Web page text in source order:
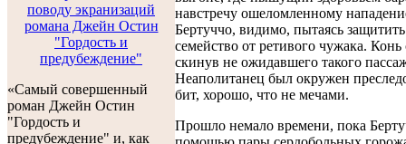
поводу экранизаций
романа Джейн Остин
"Гордость и
предубеждение"
«Самый совершенный
роман Джейн Остин
"Гордость и
предубеждение" и, как
навстречу ошеломленному
Бертуччо, видимо, пытаясь защитить
семейство от ретивого чужака. Конь
скинув не ожидавшего такого
Неаполитанец был окружен
бит, хорошо, что не мечами.
Прошло немало времени, пока